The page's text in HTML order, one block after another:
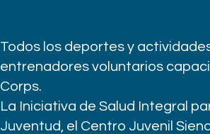
Todos los deportes y
entrenadores voluntarios
Corps.
La Iniciativa de Salud Integral
Juventud, el Centro Juvenil